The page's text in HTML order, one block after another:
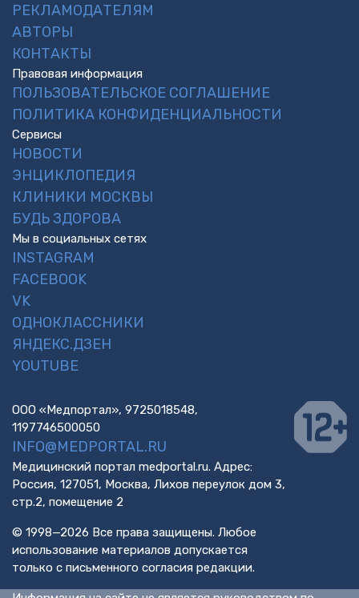
РЕКЛАМОДАТЕЛЯМ
АВТОРЫ
КОНТАКТЫ
Правовая информация
ПОЛЬЗОВАТЕЛЬСКОЕ СОГЛАШЕНИЕ
ПОЛИТИКА КОНФИДЕНЦИАЛЬНОСТИ
Сервисы
НОВОСТИ
ЭНЦИКЛОПЕДИЯ
КЛИНИКИ МОСКВЫ
БУДЬ ЗДОРОВА
Мы в социальных сетях
INSTAGRAM
FACEBOOK
VK
ОДНОКЛАССНИКИ
ЯНДЕКС.ДЗЕН
YOUTUBE
ООО «Медпортал», 9725018548,
1197746500050
INFO@MEDPORTAL.RU
Медицинский портал medportal.ru. Адрес:
Россия, 127051, Москва, Лихов переулок дом 3,
стр.2, помещение 2
© 1998—2026 Все права защищены. Любое
использование материалов допускается
только с письменного согласия редакции.